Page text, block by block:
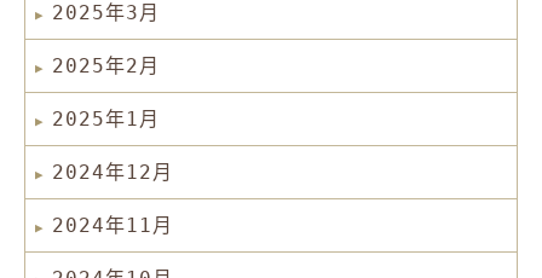
2025年3月
2025年2月
2025年1月
2024年12月
2024年11月